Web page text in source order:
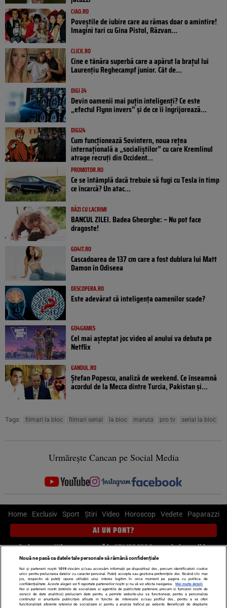
CIAO.RO
Poveştile de iubire care au rămas doar o amintire!
Imagini tari cu Gina Pistol, Răzvan...
CLICK.RO
Cine e tânăra superbă care a apărut la brațul lui
Laurențiu Reghecampf junior. Cât de...
DIGI 24
Devin oamenii mai puțin inteligenți? Ce este
„efectul Flynn invers” și de ce îi îngrijorează...
DIGI24
Cum funcționează Sovintern, noua rețea
internațională a „socialiștilor” cu care Kremlinul
atrage recruți din Occident...
PROMOTOR.RO
Ce se întâmplă dacă trebuie să fugi cu Tesla în timp
ce încarcă? Un atac...
RÂZI CU LACRIMI
BANCUL ZILEI. Badea Gheorghe: – Nu pot face
dragoste!
GO4IT.RO
Cascadoarea de 137 cm care a fost dublura lui Matt
Damon în Odiseea
DESCOPERA.RO
Este adevărat că inteligența oamenilor scade?
GO4GAMES
Cel mai așteptat joc video al anului va debuta pe
Netflix
GANDUL.RO
Ștefan Popescu, analiză de weekend. Ce înseamnă
acordul de la Mecca dintre Turcia, Pakistan şi...
Tags: filmari la bloc filmari serial la bloc maruta pro tv serial la bloc
Urmărește Cancan pe Social Media
Home Exclusiv Sport Știri Video Horoscop Vedete Paparazzi
AI UN PONT?
Scrie-ne pe Whatsapp, sună la 0741226226 sau trimite mail la
pont@cancan.ro
Știri interne Știri externe
Politică
Ultimele stiri
Diete Insula Iubirii Dictionar de vise
LIFE STYLE
Nouă ne pasă ca datele tale personale să rămână confidențiale
Noi și partenerii noștri 1019stocăm și/sau accesăm informații pe dispozitivul dvs., precum identificatorii cookie
unici pentru prelucrarea datelor cu caracter personal. Puteți accepta sau gestiona preferințele dvs. făcând clic mai
jos, respectiv vă puteți opune utilizării unui interes legitim în orice moment pe pagina cu politica de
confidențialitate. Aceste alegeri vor fi raportate partenerilor noștri și nu vă vor afecta navigarea.
Mai multe detalii
Noi si partenerii nostri (retelele de socializare si agentiile de publicitate partenere, precum si furnizorii nostri de
servicii de date analitice) prelucram date pentru a permite website-ului sa functioneze, pentru a personaliza
continutul si anunturile publicitare afisate in functie de interesele si/sau profilul dvs., pentru a va oferi
functionalitati aferente retelelor de socializare si pentru a analiza traficul pe website. Beneficiati de drepturile